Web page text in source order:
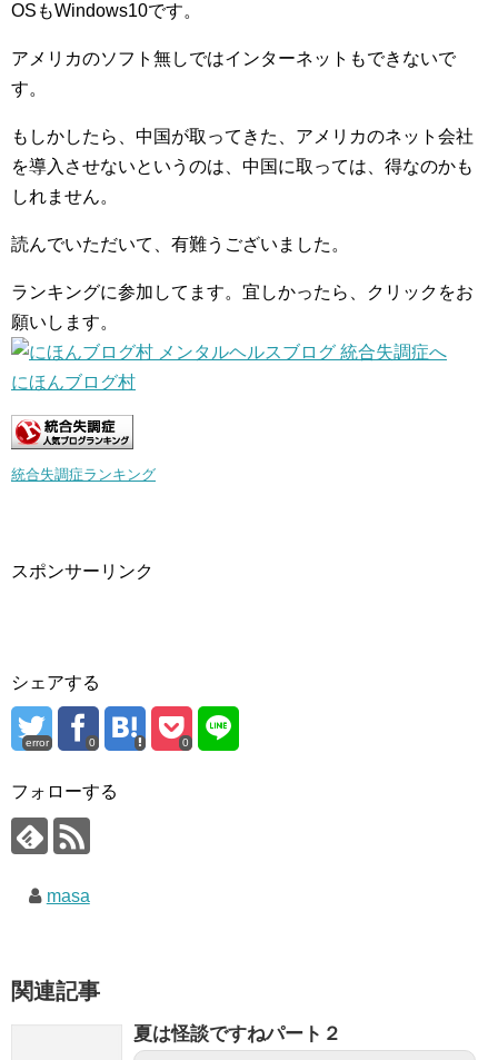
OSもWindows10です。
アメリカのソフト無しではインターネットもできないで
す。
もしかしたら、中国が取ってきた、アメリカのネット会社
を導入させないというのは、中国に取っては、得なのかも
しれません。
読んでいただいて、有難うございました。
ランキングに参加してます。宜しかったら、クリックをお
願いします。
にほんブログ村
統合失調症ランキング
スポンサーリンク
シェアする
error 0 0
フォローする
masa
関連記事
夏は怪談ですねパート２